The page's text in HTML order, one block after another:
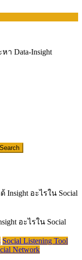
า Data-Insight
Insight อะไรใน Social
Social Listening Tool
Network